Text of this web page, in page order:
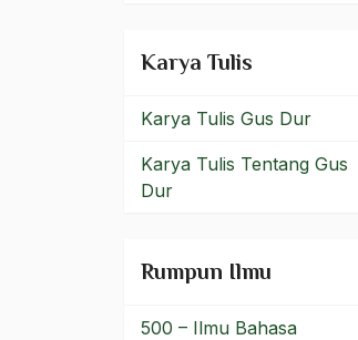
Karya Tulis
Karya Tulis Gus Dur
Karya Tulis Tentang Gus
Dur
Rumpun Ilmu
500 – Ilmu Bahasa
kemakmuran
kementerian agama
Kemerdekaan Pers
kemiskinan